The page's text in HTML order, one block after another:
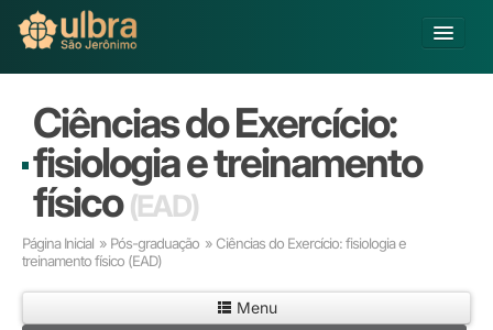
Buscar
Já sou Aluno
Matricule-se
Educação Básica
Graduação
Pós-graduação
Ciências do Exercício:
fisiologia e treinamento
físico(EAD)
Página Inicial » Pós-graduação » Ciências do Exercício: fisiologia e
treinamento físico (EAD)
Menu